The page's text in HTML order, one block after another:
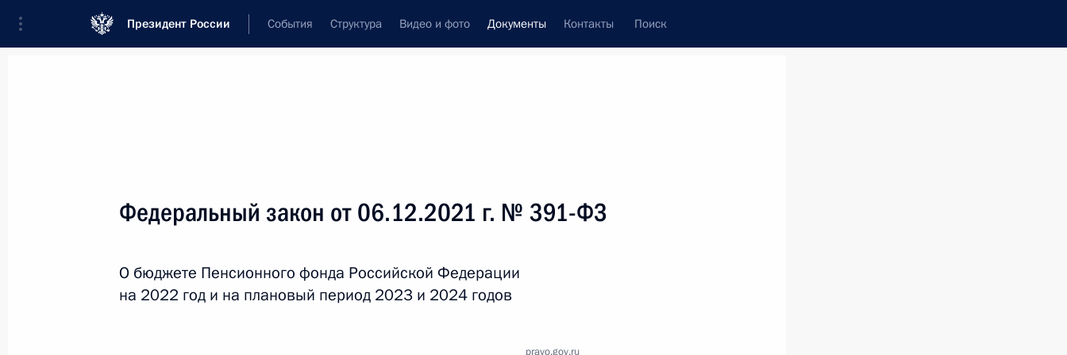
Президент России События Структура Видео и фото Документы Контакты Поиск
Текст в документе
Вид документа
Все
Федеральный закон от 06.12.2021 г. № 391-ФЗ
О бюджете Пенсионного фонда Российской Федерации
на 2022 год и на плановый период 2023 и 2024 годов
pravo.gov.ru